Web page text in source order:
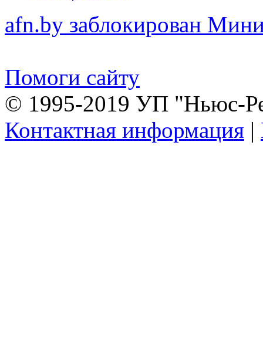
afn.by заблокирован
Помоги сайту
© 1995-2019 УП "Ньюс-
Контактная информация |